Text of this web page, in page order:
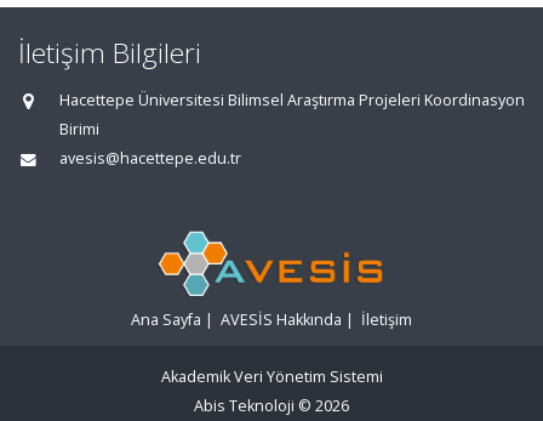
İletişim Bilgileri
Hacettepe Üniversitesi Bilimsel Araştırma Projeleri Koordinasyon
Birimi
avesis@hacettepe.edu.tr
Ana Sayfa | AVESİS Hakkında | İletişim
Akademik Veri Yönetim Sistemi
Abis Teknoloji © 2026